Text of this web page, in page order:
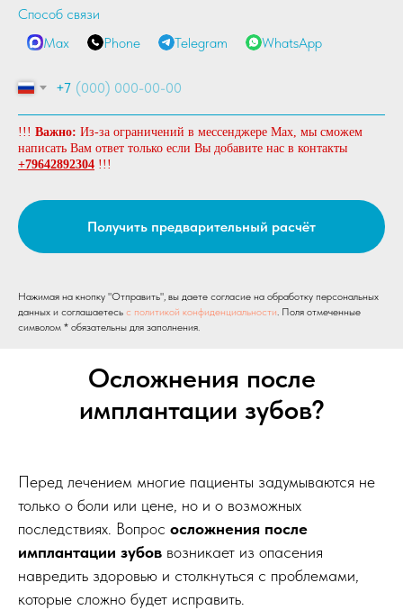
Способ связи
Max
Phone Telegram WhatsApp
+7
!!! Важно: Из-за ограничений в мессенджере Max, мы сможем
написать Вам ответ только если Вы добавите нас в контакты
+79642892304 !!!
Получить предварительный расчёт
Нажимая на кнопку "Отправить", вы даете согласие на обработку персональных
данных и соглашаетесь c политикой конфиденциальности. Поля отмеченные
символом * обязательны для заполнения.
Осложнения после
имплантации зубов?
Перед лечением многие пациенты задумываются не
только о боли или цене, но и о возможных
последствиях. Вопрос осложнения после
имплантации зубов возникает из опасения
навредить здоровью и столкнуться с проблемами,
которые сложно будет исправить.
Сравните стоимость коронок и
И это я гарантирую лично:
Чжан Вэй (Саша)
Директор Медицинского Центра Жуйкан
Коронка сплав титан с керамическим
покрытием в клинике Жуйкан от 3 000
Имплант Dentium SuperLine в клинике
Жуйкан от 28 000
Коронка из диоксида циркония
в клинике Жуйкан от 8 900